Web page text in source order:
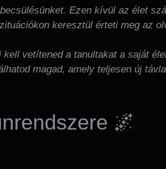
Ezen kívül az élet
keresztül érteti meg az
vetítened a tanultakat a saját
magad, amely teljesen új
🌌